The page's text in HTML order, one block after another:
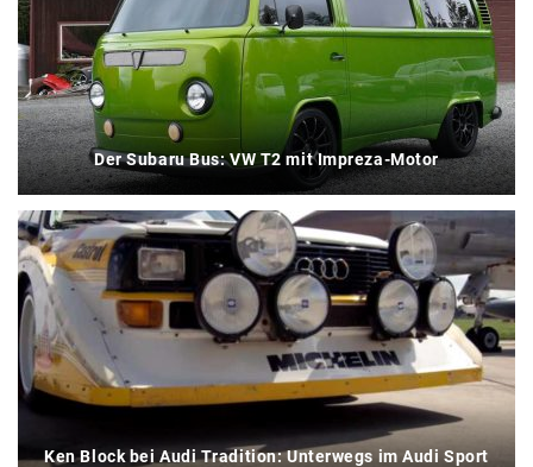
Der Subaru Bus: VW T2 mit Impreza-Motor
Ken Block bei Audi Tradition: Unterwegs im Audi Sport